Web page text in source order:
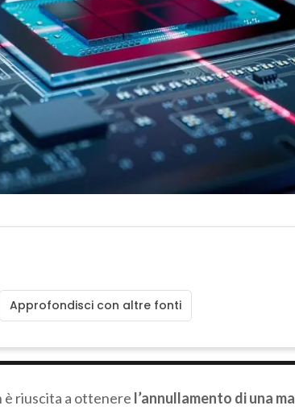
Approfondisci con altre fonti
è riuscita a ottenere l’annullamento di una